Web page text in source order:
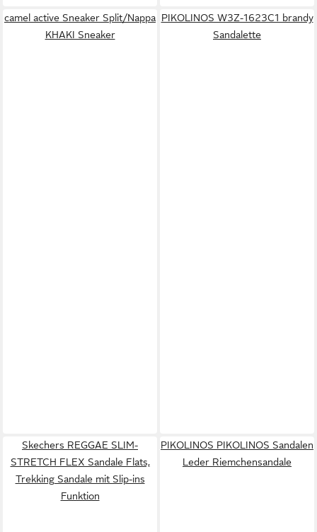
camel active Sneaker Split/Nappa
KHAKI Sneaker
PIKOLINOS W3Z-1623C1 brandy
Sandalette
Skechers REGGAE SLIM-
STRETCH FLEX Sandale Flats,
Trekking Sandale mit Slip-ins
Funktion
PIKOLINOS PIKOLINOS Sandalen
Leder Riemchensandale